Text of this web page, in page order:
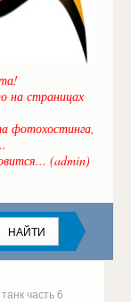
на страницах
фотохостинга,
(admin)
часть 6